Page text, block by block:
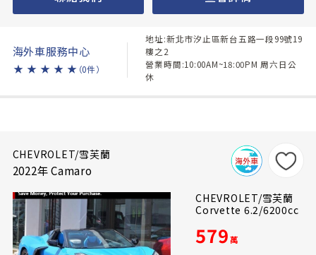
海外車服務中心
★ ★ ★ ★ ★ （0件）
地址:新北市汐止區新台五路一段99號19
樓之2
營業時間:10:00AM~18:00PM 周六日公
休
CHEVROLET/雪芙蘭
2022年 Camaro
CHEVROLET/雪芙蘭
Corvette 6.2/6200cc
579萬